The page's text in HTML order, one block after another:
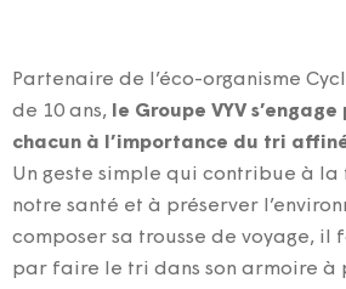
Partenaire de l’éco-organisme
de 10 ans, le Groupe VYV
chacun à l’importance du tri
Un geste simple qui contribue à
notre santé et à préserver
composer sa trousse de voyage, il
par faire le tri dans son armoire à